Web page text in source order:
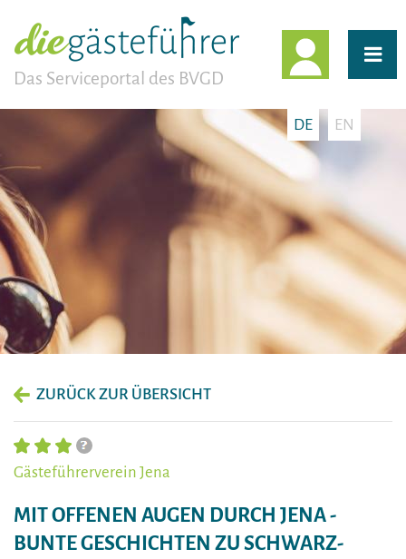
Das Serviceportal des BVGD
DE EN
ZURÜCK ZUR ÜBERSICHT
Gästeführerverein Jena
MIT OFFENEN AUGEN DURCH JENA -
BUNTE GESCHICHTEN ZU SCHWARZ-